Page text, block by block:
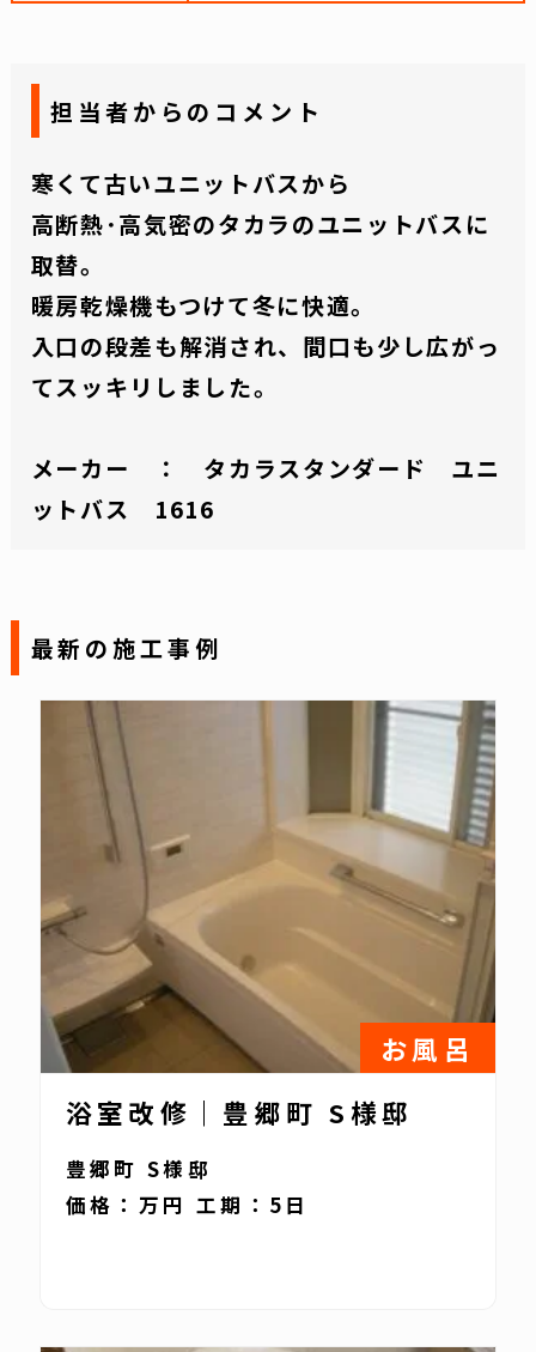
担当者からのコメント
寒くて古いユニットバスから
高断熱･高気密のタカラのユニットバスに
取替。
暖房乾燥機もつけて冬に快適。
入口の段差も解消され、間口も少し広がっ
てスッキリしました。
メーカー ： タカラスタンダード ユニ
ットバス 1616
最新の施工事例
お風呂
浴室改修｜豊郷町 S様邸
豊郷町 S様邸
価格：万円 工期：5日